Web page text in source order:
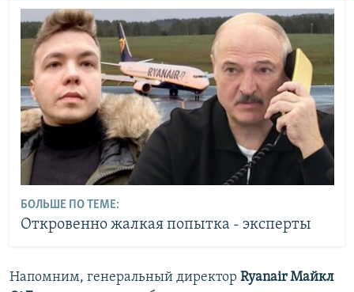
БОЛЬШЕ ПО ТЕМЕ:
Откровенно жалкая попытка - эксперты
Напомним, генеральный директор Ryanair Майкл